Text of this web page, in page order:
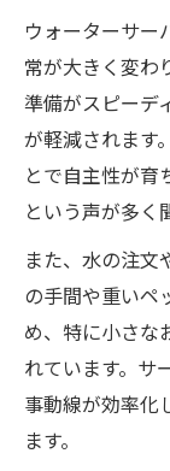
ウォーターサー
常が大きく変わ
準備がスピーデ
が軽減されます
とで自主性が育
という声が多く
また、水の注文
の手間や重いペ
め、特に小さな
れています。サ
事動線が効率化
ます。